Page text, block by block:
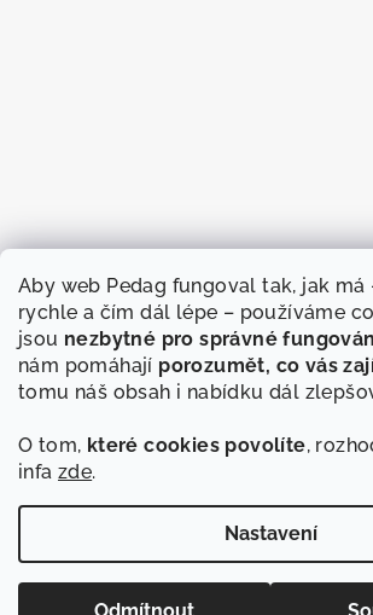
Aby web Pedag fungoval tak, jak má
rychle a čím dál lépe – používáme
jsou nezbytné pro správné
nám pomáhají porozumět, co vás
tomu náš obsah i nabídku dál
O tom, které cookies povolíte,
infa zde.
Nastavení
Sledovat na Instagramu
nastavení cookies